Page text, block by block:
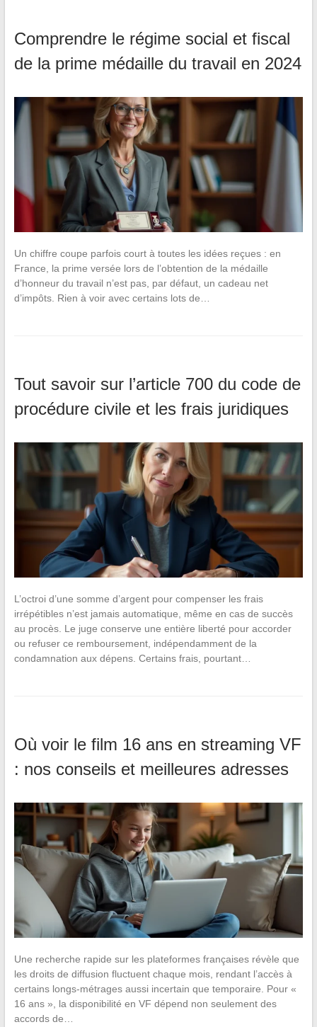
Comprendre le régime social et fiscal
de la prime médaille du travail en 2024
Un chiffre coupe parfois court à toutes les idées reçues : en
France, la prime versée lors de l’obtention de la médaille
d’honneur du travail n’est pas, par défaut, un cadeau net
d’impôts. Rien à voir avec certains lots de…
Tout savoir sur l’article 700 du code de
procédure civile et les frais juridiques
L’octroi d’une somme d’argent pour compenser les frais
irrépétibles n’est jamais automatique, même en cas de succès
au procès. Le juge conserve une entière liberté pour accorder
ou refuser ce remboursement, indépendamment de la
condamnation aux dépens. Certains frais, pourtant…
Où voir le film 16 ans en streaming VF
: nos conseils et meilleures adresses
Une recherche rapide sur les plateformes françaises révèle que
les droits de diffusion fluctuent chaque mois, rendant l’accès à
certains longs-métrages aussi incertain que temporaire. Pour «
16 ans », la disponibilité en VF dépend non seulement des
accords de…